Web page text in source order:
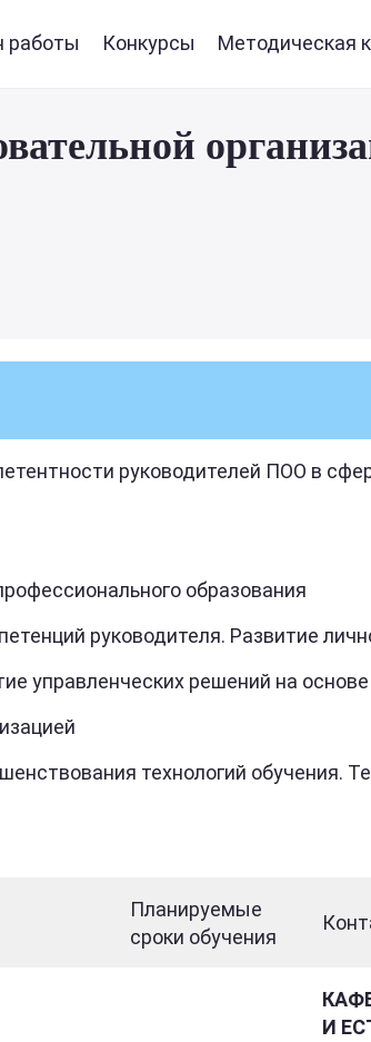
работы Конкурсы Методическая
руководителей ПОО в
образования
руководителя. Развитие
управленческих решений на
технологий обучения.
Планируемые
сроки обучения
И